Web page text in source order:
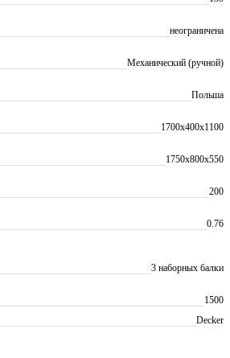
неограничена
Механический (ручной)
Польша
1700x400x1100
1750х800х550
200
0.76
3 наборных балки
1500
Decker